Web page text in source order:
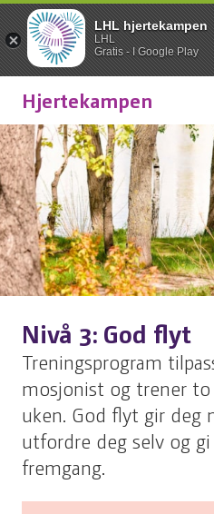
LHL hjertekampen
LHL
Gratis - I Google Play
Hjertekampen
Nivå 3: God flyt
Treningsprogram
mosjonist og trener
uken. God flyt gir deg
utfordre deg selv og
fremgang.